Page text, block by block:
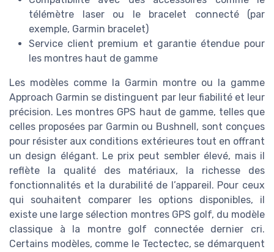
télémètre laser ou le bracelet connecté (par
exemple, Garmin bracelet)
Service client premium et garantie étendue pour
les montres haut de gamme
Les modèles comme la Garmin montre ou la gamme
Approach Garmin se distinguent par leur fiabilité et leur
précision. Les montres GPS haut de gamme, telles que
celles proposées par Garmin ou Bushnell, sont conçues
pour résister aux conditions extérieures tout en offrant
un design élégant. Le prix peut sembler élevé, mais il
reflète la qualité des matériaux, la richesse des
fonctionnalités et la durabilité de l’appareil. Pour ceux
qui souhaitent comparer les options disponibles, il
existe une large sélection montres GPS golf, du modèle
classique à la montre golf connectée dernier cri.
Certains modèles, comme le Tectectec, se démarquent